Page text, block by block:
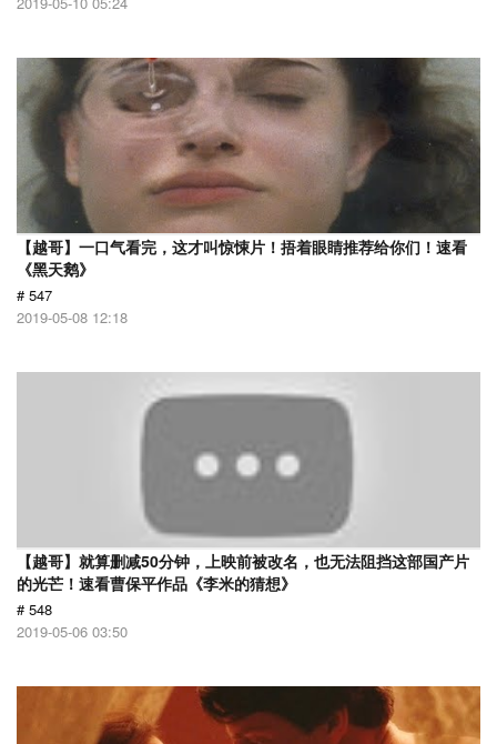
【越哥】一口气看完，这才叫惊悚片！捂着眼睛推荐给你们！速看
《黑天鹅》
# 547
2019-05-08 12:18
【越哥】就算删减50分钟，上映前被改名，也无法阻挡这部国产片
的光芒！速看曹保平作品《李米的猜想》
# 548
2019-05-06 03:50